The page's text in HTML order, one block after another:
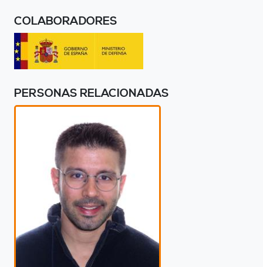
COLABORADORES
PERSONAS RELACIONADAS